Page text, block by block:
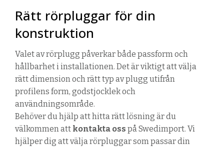
Rätt rörpluggar för din
konstruktion
Valet av rörplugg påverkar både passform och
hållbarhet i installationen. Det är viktigt att välja
rätt dimension och rätt typ av plugg utifrån
profilens form, godstjocklek och
användningsområde.
Behöver du hjälp att hitta rätt lösning är du
välkommen att kontakta oss på Swedimport. Vi
hjälper dig att välja rörpluggar som passar din